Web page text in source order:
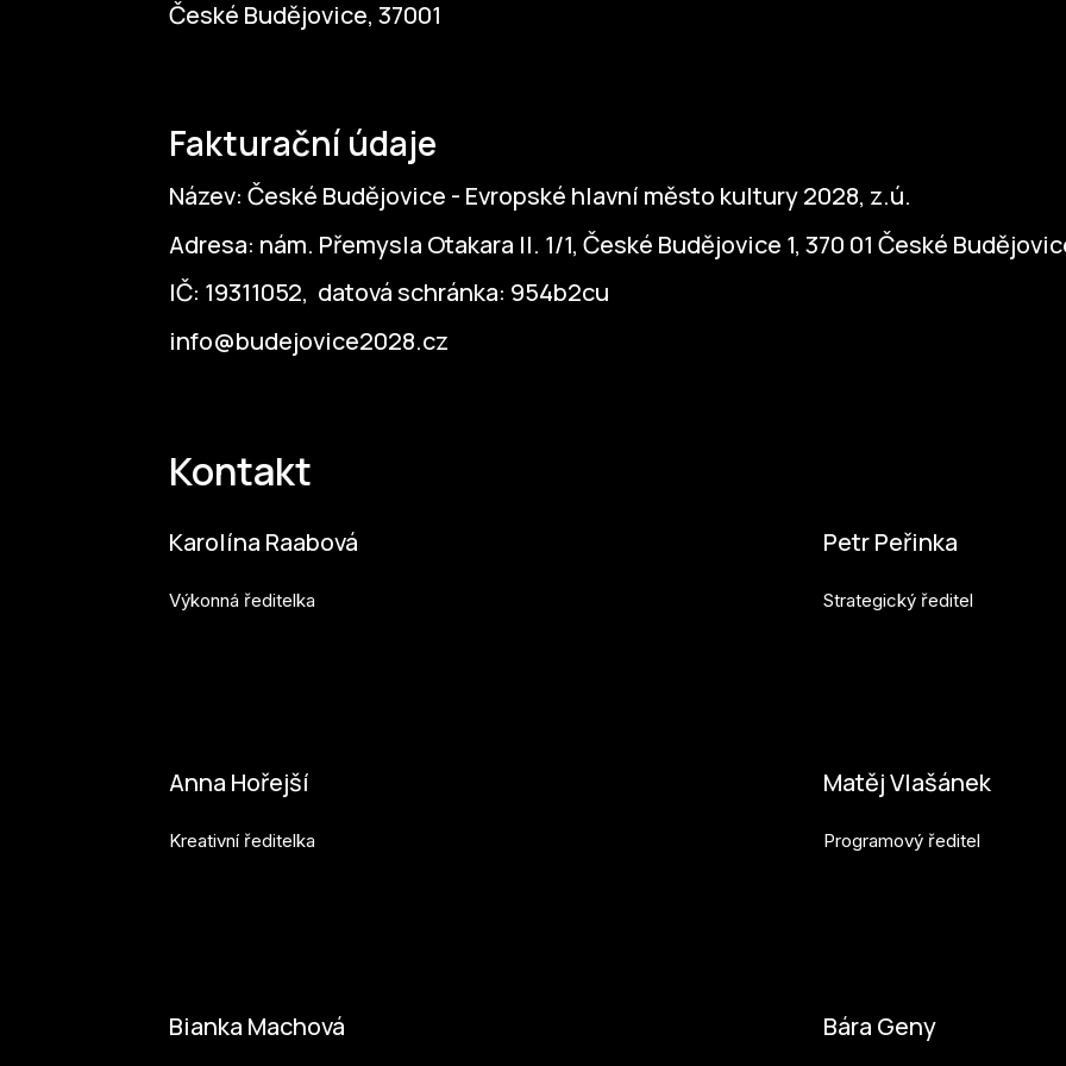
České Budějovice, 37001
Fakturační údaje
Název: České Budějovice - Evropské hlavní město kultury 2028, z.ú.
Adresa: nám. Přemysla Otakara II. 1/1, České Budějovice 1, 370 01 České
IČ: 19311052, datová schránka: 954b2cu
info@budejovice2028.cz
Kontakt
Karolína Raabová
Výkonná ředitelka
Petr Peřinka
Strategický ředitel
Anna Hořejší
Kreativní ředitelka
Matěj Vlašánek
Programový ředitel
Bianka Machová Bára Geny